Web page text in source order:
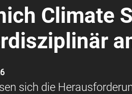
Climate
sich die